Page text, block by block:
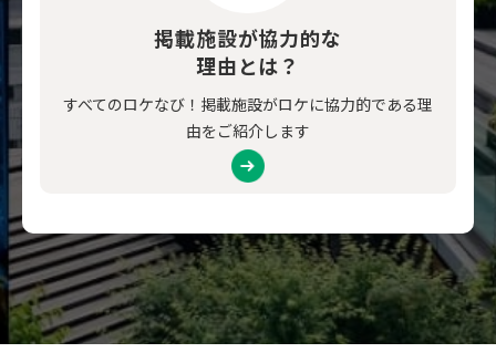
掲載施設が協力的な
理由とは？
すべてのロケなび！掲載施設がロケに協力的である理
由をご紹介します